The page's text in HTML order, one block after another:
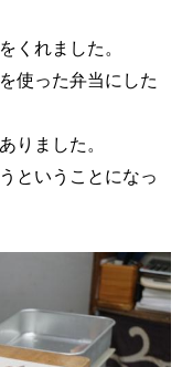
くれました。
使った弁当にした
りました。
ということになっ